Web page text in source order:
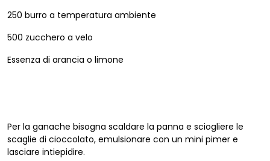
250 burro a temperatura ambiente
500 zucchero a velo
Essenza di arancia o limone
Per la ganache bisogna scaldare la panna e sciogliere le
scaglie di cioccolato, emulsionare con un mini pimer e
lasciare intiepidire.